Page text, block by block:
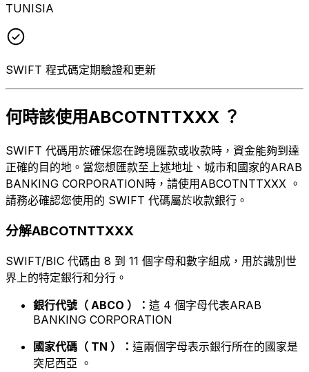
TUNISIA
SWIFT 程式碼定期驗證和更新
何時該使用ABCOTNTTXXX ？
SWIFT 代碼用於確保您在跨境匯款或收款時，資金能夠到達
正確的目的地。當您想匯款至上述地址、城市和國家的ARAB
BANKING CORPORATION時，請使用ABCOTNTTXXX 。
請務必確認您使用的 SWIFT 代碼屬於收款銀行。
分解ABCOTNTTXXX
SWIFT/BIC 代碼由 8 到 11 個字母和數字組成，用於識別世
界上的特定銀行和分行。
銀行代號（ ABCO ）： 這 4 個字母代表ARAB
BANKING CORPORATION
國家代碼（ TN ）： 這兩個字母表示銀行所在的國家是
突尼西亞 。